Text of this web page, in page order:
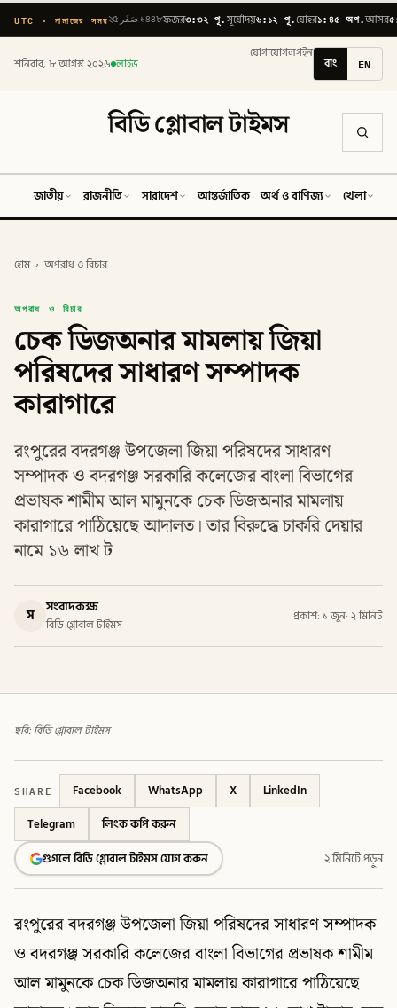
UTC · নামাজের সময় ২৫ صَفَر ১৪৪৮ফজর৩:৩২ পূ.সূর্যোদয়৬:১২ পূ.যোহর১:৪৫ অপ.আসর
শনিবার, ৮ আগস্ট ২০২৬ লাইভ
যোগাযোগলগইন
বাং EN
বিডি গ্লোবাল টাইমস
জাতীয় রাজনীতি সারাদেশ আন্তর্জাতিক অর্থ ও বাণিজ্য খেলা
হোম › অপরাধ ও বিচার
অপরাধ ও বিচার
চেক ডিজঅনার মামলায় জিয়া
পরিষদের সাধারণ সম্পাদক
কারাগারে
রংপুরের বদরগঞ্জ উপজেলা জিয়া পরিষদের সাধারণ
সম্পাদক ও বদরগঞ্জ সরকারি কলেজের বাংলা বিভাগের
প্রভাষক শামীম আল মামুনকে চেক ডিজঅনার মামলায়
কারাগারে পাঠিয়েছে আদালত। তার বিরুদ্ধে চাকরি দেয়ার
নামে ১৬ লাখ ট
স সংবাদকক্ষ
বিডি গ্লোবাল টাইমস
প্রকাশ: ১ জুন· ২ মিনিট
ছবি: বিডি গ্লোবাল টাইমস
SHARE Facebook WhatsApp X
LinkedIn
Telegram
লিংক কপি করুন
গুগলে বিডি গ্লোবাল টাইমস যোগ করুন
২ মিনিটে পড়ুন
রংপুরের বদরগঞ্জ উপজেলা জিয়া পরিষদের সাধারণ সম্পাদক
ও বদরগঞ্জ সরকারি কলেজের বাংলা বিভাগের প্রভাষক শামীম
আল মামুনকে চেক ডিজঅনার মামলায় কারাগারে পাঠিয়েছে